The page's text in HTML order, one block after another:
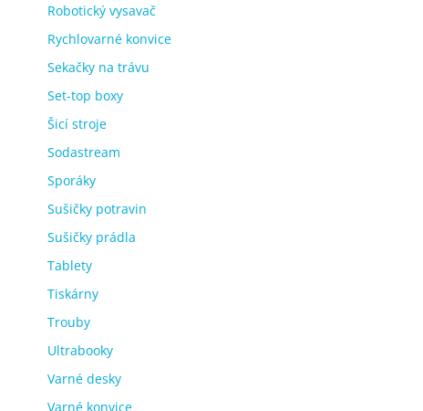
Robotický vysavač
Rychlovarné konvice
Sekačky na trávu
Set-top boxy
Šicí stroje
Sodastream
Sporáky
Sušičky potravin
Sušičky prádla
Tablety
Tiskárny
Trouby
Ultrabooky
Varné desky
Varné konvice